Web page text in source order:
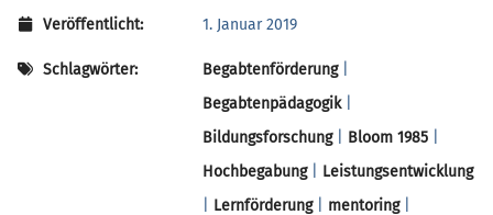
Veröffentlicht: 1. Januar 2019
Schlagwörter: Begabtenförderung|
Begabtenpädagogik|
Bildungsforschung| Bloom 1985
Hochbegabung| Leistungsentwicklung
Lernförderung| mentoring|